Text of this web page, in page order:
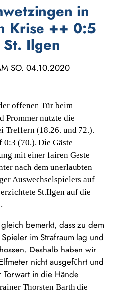
in
Krise ++ 0:5
Ilgen
SO. 04.10.2020
offenen Tür beim
Prommer nutzte die
Treffern (18.26. und 72.).
0:3 (70.). Die Gäste
mit einer fairen Geste
nach dem unerlaubten
Auswechselspielers auf
St.Ilgen auf die
bemerkt, dass zu dem
im Strafraum lag und
Deshalb haben wir
nicht ausgeführt und
Torwart in die Hände
Thorsten Barth die